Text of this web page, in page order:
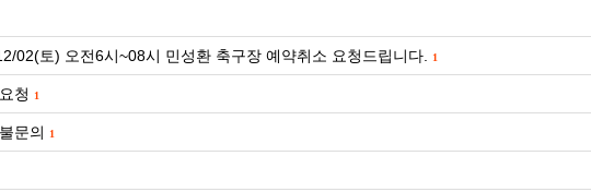
02(토) 오전6시~08시 민성환 축구장 예약취소 요청드립니다. 1
청 1
문의 1